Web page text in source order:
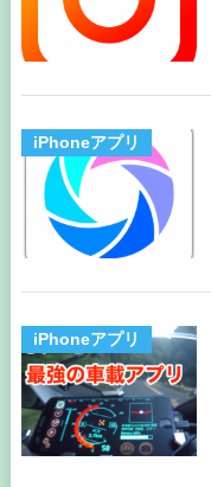
iPhoneアプリ
iPhoneアプリ